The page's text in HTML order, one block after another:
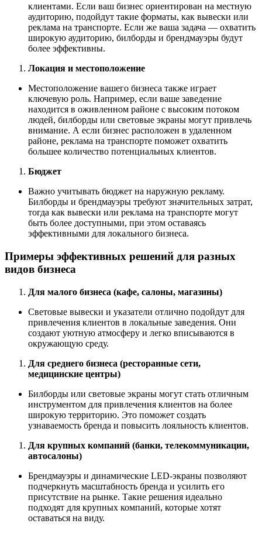
клиентами. Если ваш бизнес ориентирован на местную
аудиторию, подойдут такие форматы, как вывески или
реклама на транспорте. Если же ваша задача — охватить
широкую аудиторию, билборды и брендмауэры будут
более эффективны.
Локация и местоположение
Местоположение вашего бизнеса также играет
ключевую роль. Например, если ваше заведение
находится в оживленном районе с высоким потоком
людей, билборды или световые экраны могут привлечь
внимание. А если бизнес расположен в удаленном
районе, реклама на транспорте поможет охватить
большее количество потенциальных клиентов.
Бюджет
Важно учитывать бюджет на наружную рекламу.
Билборды и брендмауэры требуют значительных затрат,
тогда как вывески или реклама на транспорте могут
быть более доступными, при этом оставаясь
эффективными для локального бизнеса.
Примеры эффективных решений для разных
видов бизнеса
Для малого бизнеса (кафе, салоны, магазины)
Световые вывески и указатели отлично подойдут для
привлечения клиентов в локальные заведения. Они
создают уютную атмосферу и легко вписываются в
окружающую среду.
Для среднего бизнеса (ресторанные сети,
медицинские центры)
Билборды или световые экраны могут стать отличным
инструментом для привлечения клиентов на более
широкую территорию. Это поможет создать
узнаваемость бренда и повысить лояльность клиентов.
Для крупных компаний (банки, телекоммуникации,
автосалоны)
Брендмауэры и динамические LED-экраны позволяют
подчеркнуть масштабность бренда и усилить его
присутствие на рынке. Такие решения идеально
подходят для крупных компаний, которые хотят
оставаться на виду.